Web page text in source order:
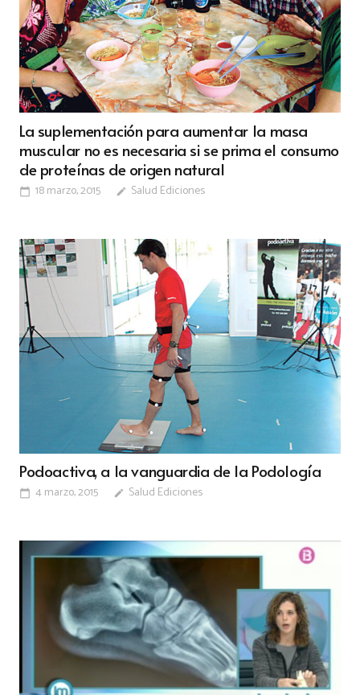
La suplementación para aumentar la masa
muscular no es necesaria si se prima el consumo
de proteínas de origen natural
calendar_today 18 marzo, 2015 edit Salud Ediciones
Podoactiva, a la vanguardia de la Podología
calendar_today 4 marzo, 2015 edit Salud Ediciones